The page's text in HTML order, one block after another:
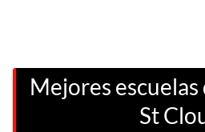
Mejores escuelas
St